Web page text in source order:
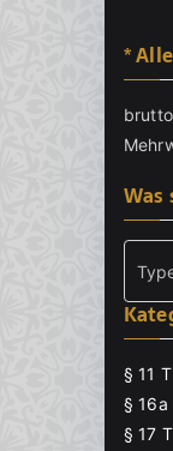
*
Was
§ 11
§ 16a
§ 17